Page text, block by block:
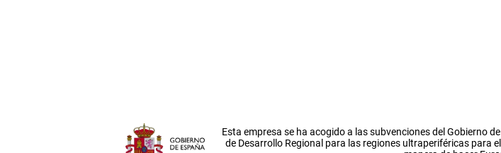
Esta empresa se ha acogido a las subvenciones del Gobierno
de Desarrollo Regional para las regiones ultraperiféricas para